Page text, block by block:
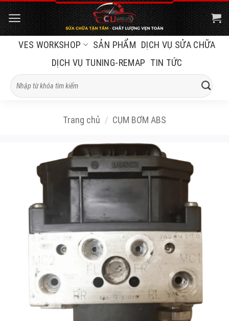
Bỏ
qua
nội
VES WORKSHOP SẢN PHẨM DỊCH VỤ SỬA CHỮA
DỊCH VỤ TUNING-REMAP TIN TỨC
Tìm
kiếm:
Trang chủ / CỤM BƠM ABS